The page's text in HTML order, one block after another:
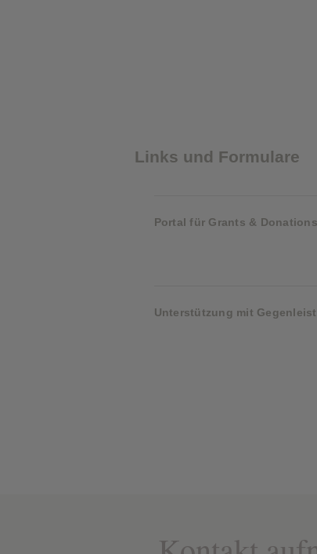
Links und Formulare
Portal für Grants & Donations
Unterstützung mit